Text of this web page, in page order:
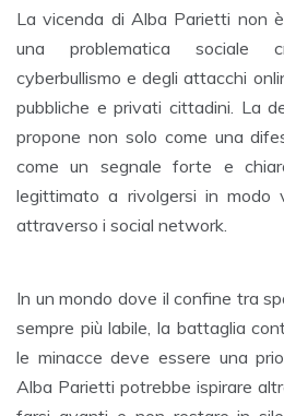
La vicenda di Alba Parietti non
una problematica sociale
cyberbullismo e degli attacchi
pubbliche e privati cittadini. La
propone non solo come una
come un segnale forte e
legittimato a rivolgersi in modo
attraverso i social network.
In un mondo dove il confine tra
sempre più labile, la battaglia
le minacce deve essere una
Alba Parietti potrebbe ispirare